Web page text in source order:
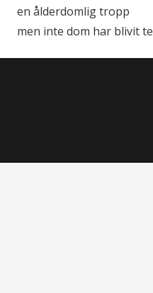
en ålderdomlig tropp
men inte dom har blivit